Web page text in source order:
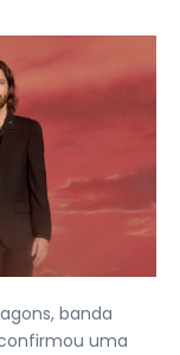
banda
uma